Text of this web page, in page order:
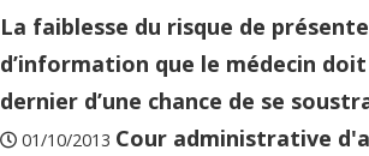
La faiblesse du risque de
d’information que le médecin
dernier d’une chance de se
01/10/2013 Cour administrative